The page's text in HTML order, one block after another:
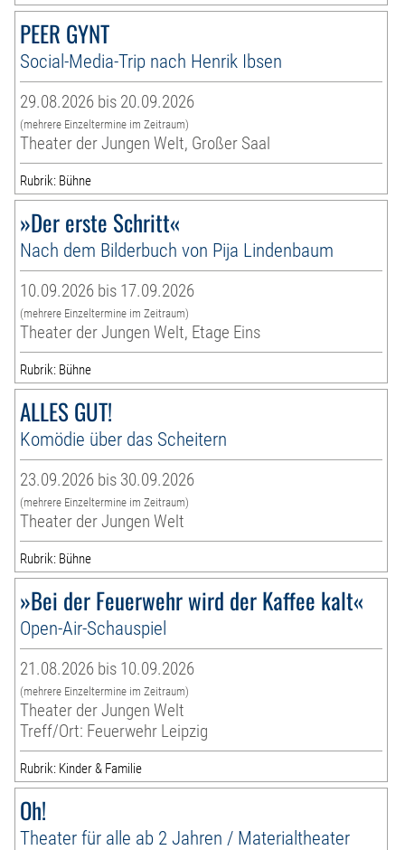
PEER GYNT
Social-Media-Trip nach Henrik Ibsen
29.08.2026 bis 20.09.2026
(mehrere Einzeltermine im Zeitraum)
Theater der Jungen Welt, Großer Saal
Rubrik: Bühne
»Der erste Schritt«
Nach dem Bilderbuch von Pija Lindenbaum
10.09.2026 bis 17.09.2026
(mehrere Einzeltermine im Zeitraum)
Theater der Jungen Welt, Etage Eins
Rubrik: Bühne
ALLES GUT!
Komödie über das Scheitern
23.09.2026 bis 30.09.2026
(mehrere Einzeltermine im Zeitraum)
Theater der Jungen Welt
Rubrik: Bühne
»Bei der Feuerwehr wird der Kaffee kalt«
Open-Air-Schauspiel
21.08.2026 bis 10.09.2026
(mehrere Einzeltermine im Zeitraum)
Theater der Jungen Welt
Treff/Ort: Feuerwehr Leipzig
Rubrik: Kinder & Familie
Oh!
Theater für alle ab 2 Jahren / Materialtheater